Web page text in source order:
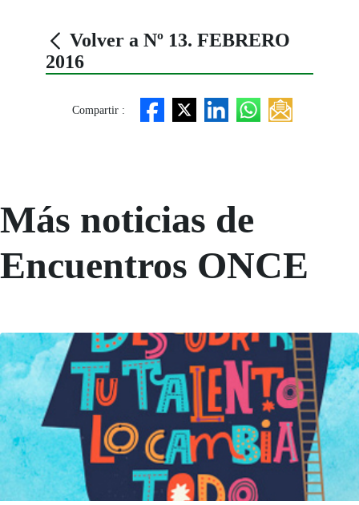
Volver a Nº 13. FEBRERO
2016
Compartir :
Más noticias de
Encuentros ONCE